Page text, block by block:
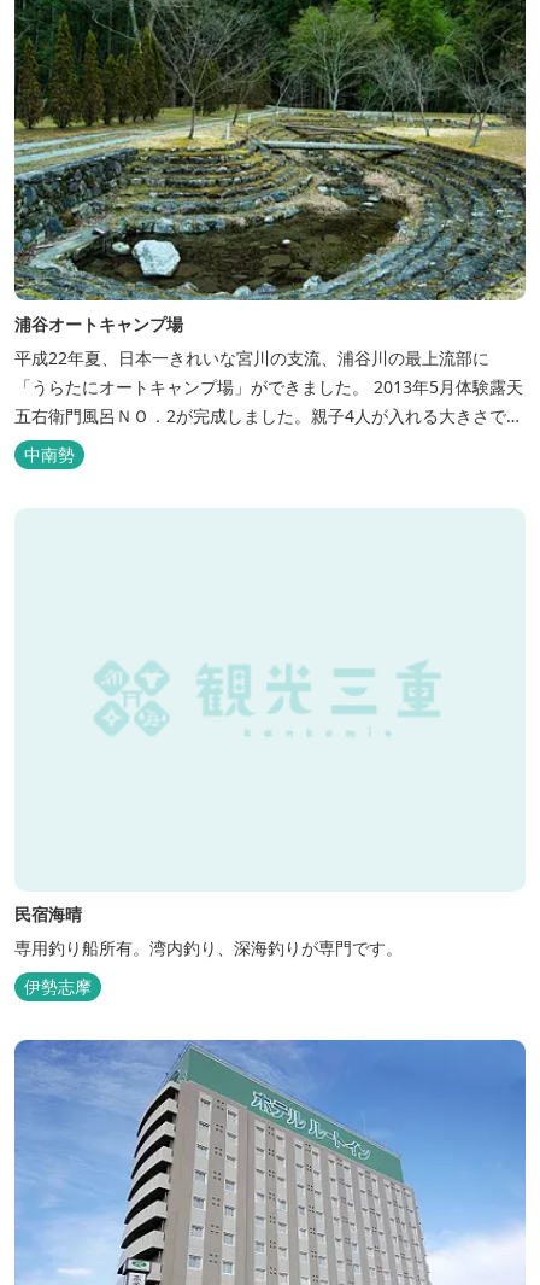
浦谷オートキャンプ場
平成22年夏、日本一きれいな宮川の支流、浦谷川の最上流部に
「うらたにオートキャンプ場」ができました。 2013年5月体験露天
五右衛門風呂ＮＯ．2が完成しました。親子4人が入れる大きさで
す。中には腰掛けもあり、ゆっくり、星やホタルを見る事ができま
す。ひのきの香り漂う特製五右衛門風呂を自分で沸かし、入浴しま
中南勢
民宿海晴
専用釣り船所有。湾内釣り、深海釣りが専門です。
伊勢志摩